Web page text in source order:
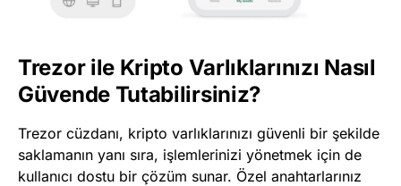
Trezor ile Kripto Varlıklarınızı Nasıl
Güvende Tutabilirsiniz?
Trezor cüzdanı, kripto varlıklarınızı güvenli bir şekilde
saklamanın yanı sıra, işlemlerinizi yönetmek için de
kullanıcı dostu bir çözüm sunar. Özel anahtarlarınız